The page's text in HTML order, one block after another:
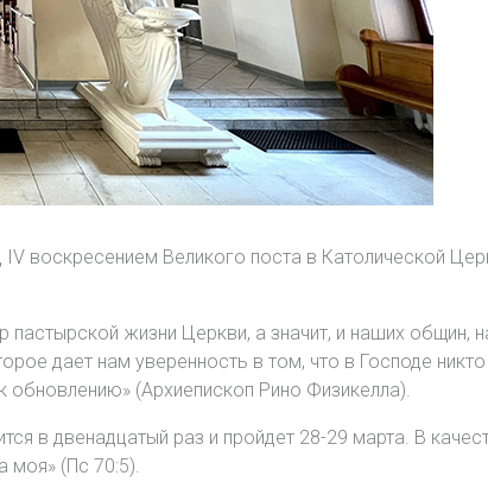
воскресением Великого поста в Католической
пастырской жизни Церкви, а значит, и наших общин,
дает нам уверенность в том, что в Господе
обновлению» (Архиепископ Рино Физикелла).
в двенадцатый раз и пройдет 28-29 марта. В
моя» (Пс 70:5).